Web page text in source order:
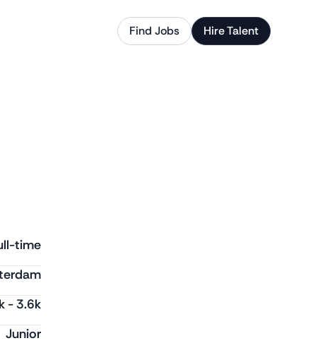
Find Jobs Hire Talent
time
- 3.6k
Junior